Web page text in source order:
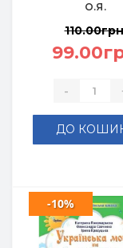
О.Я.
-
ДО
-10%